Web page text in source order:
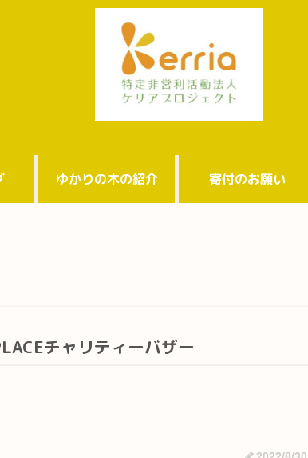
ゆかりの木の紹介 寄付のお願い
チャリティーバザー